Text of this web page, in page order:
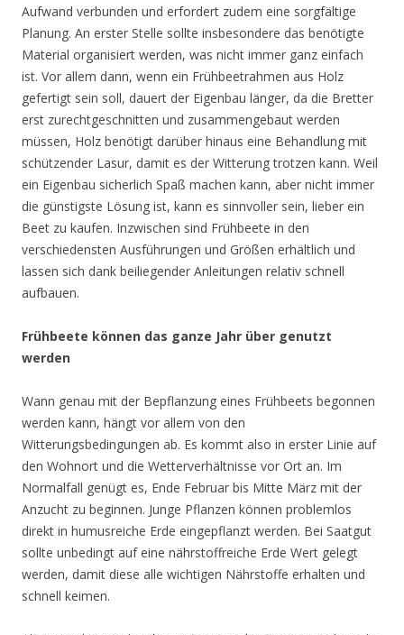
Aufwand verbunden und erfordert zudem eine sorgfältige
Planung. An erster Stelle sollte insbesondere das benötigte
Material organisiert werden, was nicht immer ganz einfach
ist. Vor allem dann, wenn ein Frühbeetrahmen aus Holz
gefertigt sein soll, dauert der Eigenbau länger, da die Bretter
erst zurechtgeschnitten und zusammengebaut werden
müssen, Holz benötigt darüber hinaus eine Behandlung mit
schützender Lasur, damit es der Witterung trotzen kann. Weil
ein Eigenbau sicherlich Spaß machen kann, aber nicht immer
die günstigste Lösung ist, kann es sinnvoller sein, lieber ein
Beet zu kaufen. Inzwischen sind Frühbeete in den
verschiedensten Ausführungen und Größen erhältlich und
lassen sich dank beiliegender Anleitungen relativ schnell
aufbauen.
Frühbeete können das ganze Jahr über genutzt
werden
Wann genau mit der Bepflanzung eines Frühbeets begonnen
werden kann, hängt vor allem von den
Witterungsbedingungen ab. Es kommt also in erster Linie auf
den Wohnort und die Wetterverhältnisse vor Ort an. Im
Normalfall genügt es, Ende Februar bis Mitte März mit der
Anzucht zu beginnen. Junge Pflanzen können problemlos
direkt in humusreiche Erde eingepflanzt werden. Bei Saatgut
sollte unbedingt auf eine nährstoffreiche Erde Wert gelegt
werden, damit diese alle wichtigen Nährstoffe erhalten und
schnell keimen.